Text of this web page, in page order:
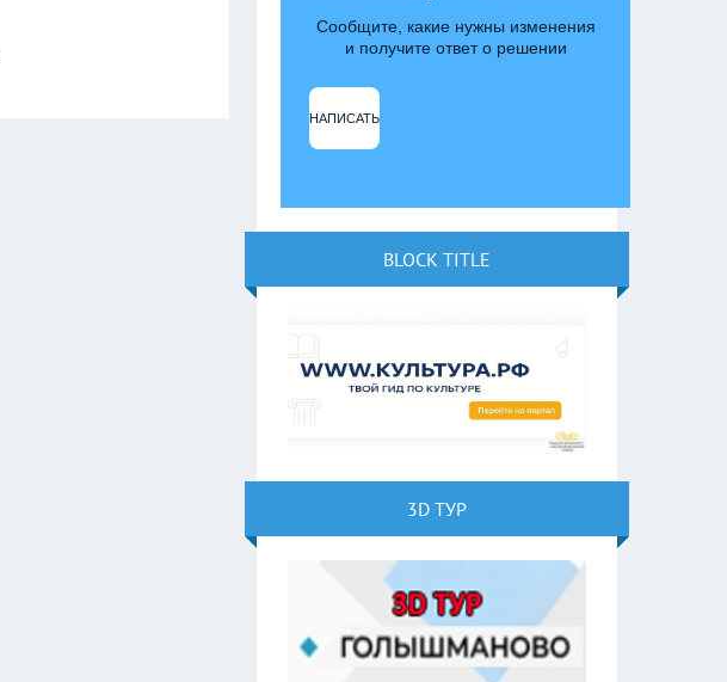
Сообщите, какие нужны изменения
и получите ответ о решении
НАПИСАТЬ
BLOCK TITLE
3D ТУР